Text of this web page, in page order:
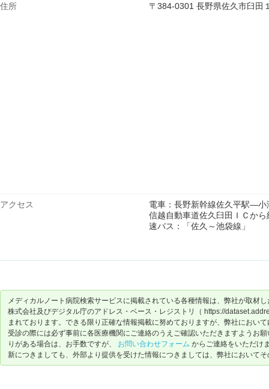
住所 〒384-0301 長野県佐久市臼田
アクセス
電車：長野新幹線佐久平駅―
信越自動車道佐久臼田ＩＣか
速バス：「佐久～池袋線」
メディカルノート病院検索サービスに掲載されている各種情報は、弊社が取材
株式会社及びデジタル庁のアドレス・ベース・レジストリ（ https://
まれております。できる限り正確な情報掲載に努めておりますが、弊社におい
受診の際には必ず事前に各医療機関にご連絡のうえご確認いただきますようお
りがある場合は、お手数ですが、 お問い合わせフォーム からご連絡をいただけ
新につきましても、外部より提供を受けた情報につきましては、弊社において